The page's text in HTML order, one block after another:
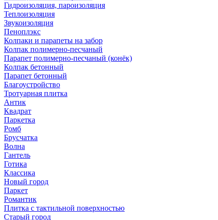
Гидроизоляция, пароизоляция
Теплоизоляция
Звукоизоляция
Пеноплэкс
Колпаки и парапеты на забор
Колпак полимерно-песчаный
Парапет полимерно-песчаный (конёк)
Колпак бетонный
Парапет бетонный
Благоустройство
Тротуарная плитка
Антик
Квадрат
Паркетка
Ромб
Брусчатка
Волна
Гантель
Готика
Классика
Новый город
Паркет
Романтик
Плитка с тактильной поверхностью
Старый город